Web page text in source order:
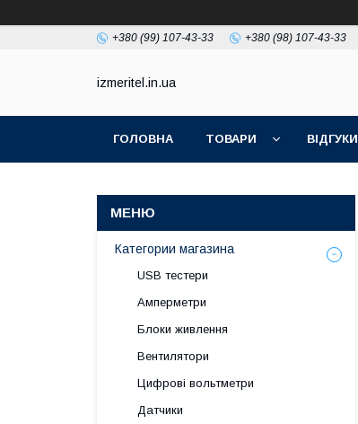
+380 (99) 107-43-33 +380 (98) 107-43-33
izmeritel.in.ua
ГОЛОВНА ТОВАРИ ВІДГУКИ
Категории магазина
USB тестери
Амперметри
Блоки живлення
Вентилятори
Цифрові вольтметри
Датчики